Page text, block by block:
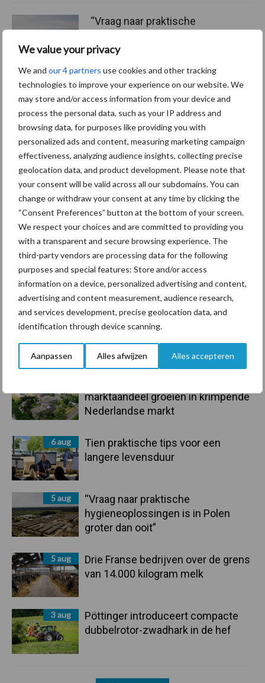
We value your privacy
We and our 4 partners use cookies and other tracking
technologies to improve your experience on our website. We
may store and/or access information from your device and
process the personal data, such as your IP address and
browsing data, for purposes like providing you with
personalized ads and content, measuring marketing campaign
effectiveness, analyzing audience insights, collecting precise
geolocation data, and product development. Please note that
your consent will be valid across all our subdomains. You can
change or withdraw your consent at any time by clicking the
“Consent Preferences” button at the bottom of your screen.
We respect your choices and are committed to providing you
with a transparent and secure browsing experience. The
third-party vendors are processing data for the following
purposes and special features: Store and/or access
information on a device, personalized advertising and content,
advertising and content measurement, audience research,
and services development, precise geolocation data, and
identification through device scanning.
Aanpassen Alles afwijzen Alles accepteren
Primaire
Sidebar
Recent nieuws Partner nieuws
marktaandeel groeien in krimpende
Nederlandse markt
6 aug
Tien praktische tips voor een
langere levensduur
5 aug
“Vraag naar praktische
hygieneoplossingen is in Polen
groter dan ooit”
5 aug
Drie Franse bedrijven over de grens
van 14.000 kilogram melk
3 aug
Pöttinger introduceert compacte
dubbelrotor-zwadhark in de hef
“Vraag naar praktische
Polen groter dan ooit”
Themapagina's
Diergezondheid Bemesting Fokkerij
Bedrijfsnieuws
Ligbox &
Voerhekken
Toon meer